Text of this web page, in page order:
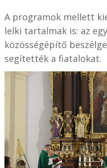
A programok mellett
lelki tartalmak is: az
közösségépítő
segítették a fiatalokat.